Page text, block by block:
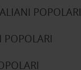
POPOLARI
POPOLARI